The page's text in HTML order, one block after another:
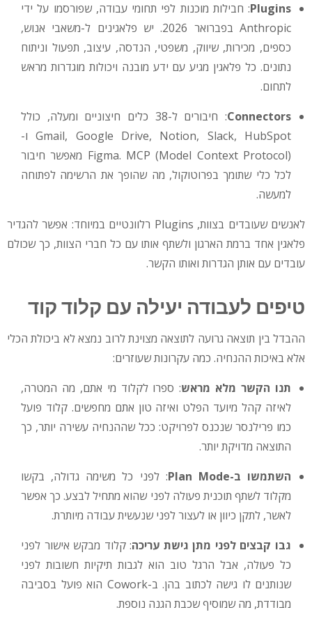
Plugins: חבילות מוכנות לפי תחומי עבודה, שפורסמו על ידי
Anthropic בפברואר 2026. יש פלאגינים ל-משאבי אנוש,
כספים, מכירות, שיווק, משפטי, הנדסה, עיצוב, תפעול וניתוח
נתונים. כל פלאגין מגיע עם ידע מובנה ויכולות מוגדרות מראש
לתחום.
Connectors
: חיבורים ל-38 כלים חיצוניים ומעלה, כולל
Gmail, Google Drive, Notion, Slack, HubSpot ו-
Figma. MCP (Model Context Protocol) מאפשר חיבור
לכל כלי שתומך בפרוטוקול, מה שהופך את הרשימה לפתוחה
למעשה.
לאנשים שעובדים בצוות, Plugins רלוונטיים במיוחד: אפשר להגדיר
פלאגין אחד ברמת הארגון ולשתף אותו עם כל חברי הצוות, כך שכולם
עובדים עם אותן הגדרות ואותו הקשר.
טיפים לעבודה יעילה עם קלוד קוד
ההבדל בין תוצאה גרועה לתוצאה מצוינת לרוב נמצא לא ביכולת הכלי
אלא באיכות ההנחיה. כמה עקרונות שעוזרים:
תנו הקשר מלא מראש: ספרו לקלוד מי אתם, מה המטרה,
לאיזה קהל מיועד הפלט ואיזה טון אתם מחפשים. קלוד פועל
כמו פרילנסר שנכנס לפרויקט: ככל שההנחיה עשירה יותר, כך
התוצאה מדויקת יותר.
השתמשו ב-Plan Mode
: לפני כל משימה גדולה, בקשו
מקלוד לשתף תוכנית פעולה לפני שהוא מתחיל לבצע. כך אפשר
לאשר, לתקן כיוון או לעצור לפני שנעשית עבודה מיותרת.
גבו קבצים לפני מתן גישת עריכה: קלוד מבקש אישור לפני
כל פעולה, אבל הרגל טוב הוא לגבות תיקיות חשובות לפני
שנותנים לו גישה לכתוב בהן. ב-Cowork הוא פועל בסביבה
מבודדת, מה שמוסיף שכבת הגנה נוספת.